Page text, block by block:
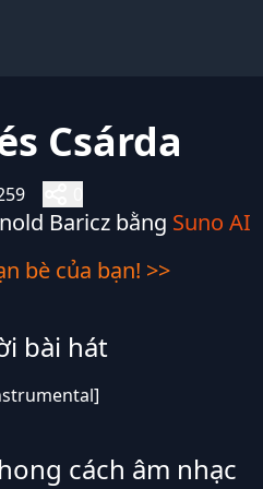
Csárda
Baricz bằng Suno AI
bè của bạn! >>
bài hát
cách âm nhạc